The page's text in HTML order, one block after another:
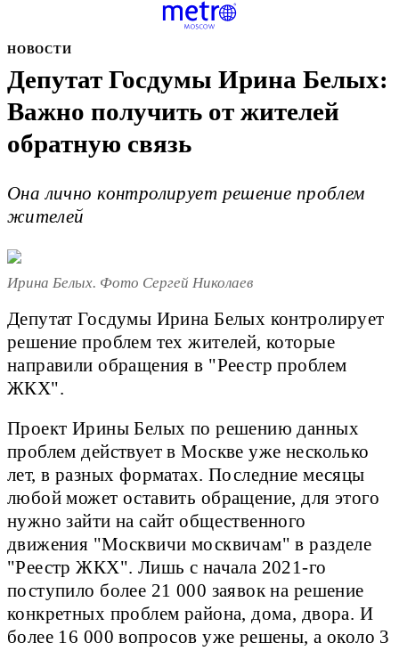
НОВОСТИ
Депутат Госдумы Ирина Белых:
Важно получить от жителей
обратную связь
Она лично контролирует решение проблем
жителей
Ирина Белых. Фото Сергей Николаев
Депутат Госдумы Ирина Белых контролирует
решение проблем тех жителей, которые
направили обращения в "Реестр проблем
ЖКХ".
Проект Ирины Белых по решению данных
проблем действует в Москве уже несколько
лет, в разных форматах. Последние месяцы
любой может оставить обращение, для этого
нужно зайти на сайт общественного
движения "Москвичи москвичам" в разделе
"Реестр ЖКХ". Лишь с начала 2021-го
поступило более 21 000 заявок на решение
конкретных проблем района, дома, двора. И
более 16 000 вопросов уже решены, а около 3